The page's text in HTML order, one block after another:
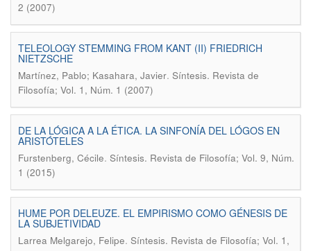
2 (2007)
TELEOLOGY STEMMING FROM KANT (II) FRIEDRICH
NIETZSCHE
Martínez, Pablo; Kasahara, Javier. Síntesis. Revista de
Filosofía; Vol. 1, Núm. 1 (2007)
DE LA LÓGICA A LA ÉTICA. LA SINFONÍA DEL LÓGOS EN
ARISTÓTELES
Furstenberg, Cécile. Síntesis. Revista de Filosofía; Vol. 9, Núm.
1 (2015)
HUME POR DELEUZE. EL EMPIRISMO COMO GÉNESIS DE
LA SUBJETIVIDAD
Larrea Melgarejo, Felipe. Síntesis. Revista de Filosofía; Vol. 1,